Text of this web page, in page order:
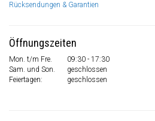
Rücksendungen & Garantien
Öffnungszeiten
Mon. t/m Fre.
09:30 - 17:30
Sam. und Son.
geschlossen
Feiertagen:
geschlossen